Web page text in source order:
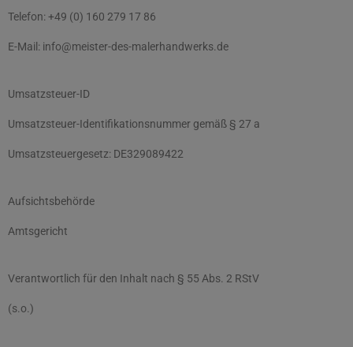
Telefon: +49 (0) 160 279 17 86
E-Mail: info@meister-des-malerhandwerks.de
Umsatzsteuer-ID
Umsatzsteuer-Identifikationsnummer gemäß § 27 a
Umsatzsteuergesetz: DE329089422
Aufsichtsbehörde
Amtsgericht
Verantwortlich für den Inhalt nach § 55 Abs. 2 RStV
(s.o.)